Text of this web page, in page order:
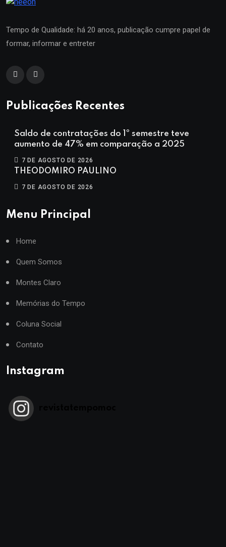
Tempo de Qualidade: há 20 anos, publicação cumpre papel de
formar, informar e entreter
Publicações Recentes
Saldo de contratações do 1º semestre teve
aumento de 47% em comparação a 2025
7 DE AGOSTO DE 2026
THEODOMIRO PAULINO
7 DE AGOSTO DE 2026
Menu Principal
Home
Quem Somos
Montes Claro
Memórias do Tempo
Coluna Social
Contato
Instagram